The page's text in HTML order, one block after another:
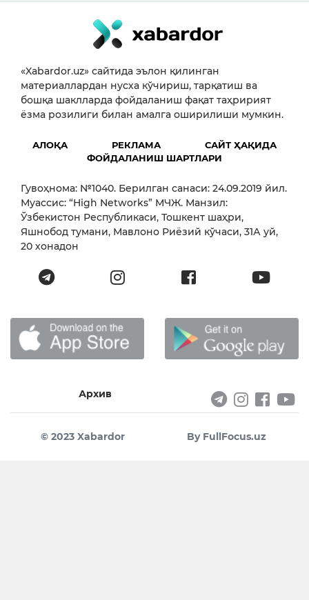
«Xabardor.uz» сайтида эълон қилинган
материаллардан нусха кўчириш, тарқатиш ва
бошқа шаклларда фойдаланиш фақат таҳририят
ёзма розилиги билан амалга оширилиши мумкин.
АЛОҚА РЕКЛАМА
САЙТ ҲАҚИДА
ФОЙДАЛАНИШ ШАРТЛАРИ
Гувоҳнома: №1040. Берилган санаси: 24.09.2019 йил.
Муассис: “High Networks” МЧЖ. Манзил:
Ўзбекистон Республикаси, Тошкент шаҳри,
Яшнобод тумани, Мавлоно Риёзий кўчаси, 31А уй,
20 хонадон
Архив
© 2023 Xabardor By FullFocus.uz